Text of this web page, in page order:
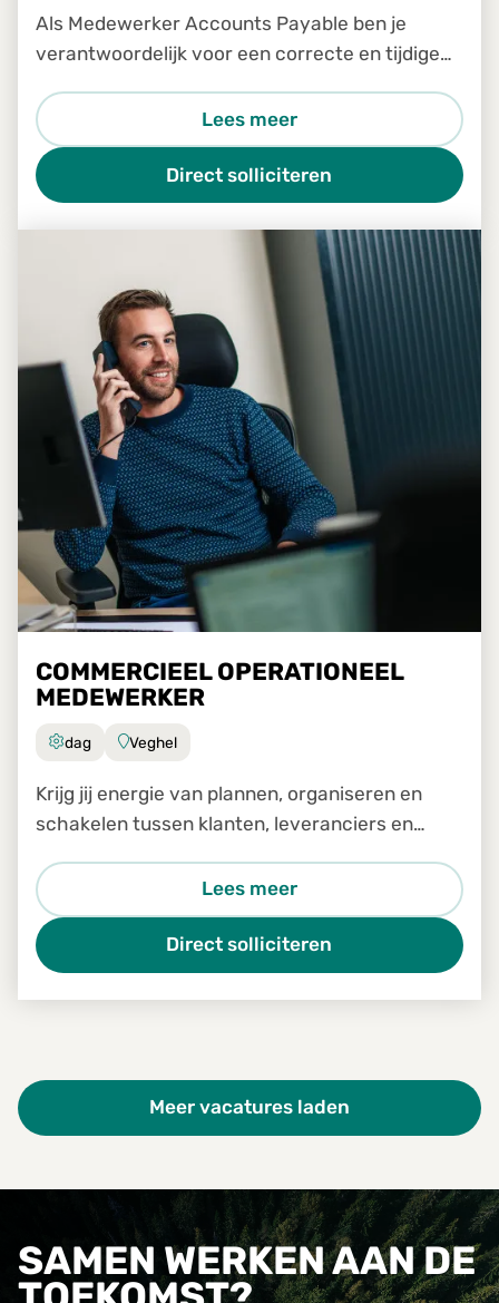
Als Medewerker Accounts Payable ben je
verantwoordelijk voor een correcte en tijdige
Shared Service Center. Je werkt nauw samen
met collega's van verschill
Lees meer
Direct solliciteren
COMMERCIEEL OPERATIONEEL
MEDEWERKER
dag Veghel
Krijg jij energie van plannen, organiseren en
schakelen tussen klanten, leveranciers en
Lees meer
Direct solliciteren
Meer vacatures laden
SAMEN WERKEN AAN DE